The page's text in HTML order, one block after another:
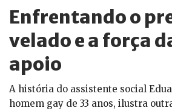
Enfrentando o
velado e a força
apoio
A história do assistente social
homem gay de 33 anos, ilustra